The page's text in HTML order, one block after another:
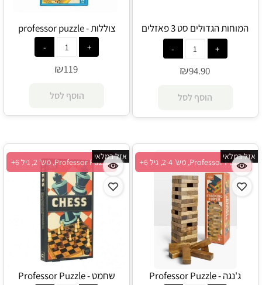
המוחות הגדולים סט 3 פאזלים
האלי, גלילאו וקפלר - Professor
Puzzle
₪94.90
הוסף לסל
צוללות - professor puzzle
₪119
הוסף לסל
Professor Puzzle, מש' 2-4, גיל 6+
אזל במלאי
ג'נגה - Professor Puzzle
Professor Puzzle, מש' 2, גיל 6+
אזל במלאי
שחמט - Professor Puzzle